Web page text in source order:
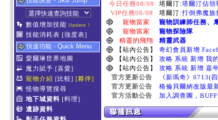
數值增加技能 Update !
技能消耗表 [強度表]
快速功能 - Quick Menu
愛爾琳世界地圖
魔力賦予 [喜愛]
寵物介紹 [比較] [夥伴]
怪物導覽搜尋
地下城資料 [料理]
遺跡資料
今日任務08/08 塔爾汀:塔爾汀佔領
VIP任務08/08
塔爾汀:打倒弗魔族
寵物當家
寵物訓練師任務、
寵物當家
寵物探險隊
精靈的飛翔
精靈武器
【站內公告】
奇幻會員新增
【站內公告】
攻略 系統 新增 我
【站內公告】
攻略 系統 新增 嘉
官方更新公告
《新瑪奇》0713(
官方更新公告
格倫貝爾納改版最
官方活動公告
加入調查團，